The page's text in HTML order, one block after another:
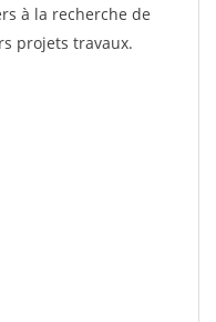
à la recherche de
projets travaux.